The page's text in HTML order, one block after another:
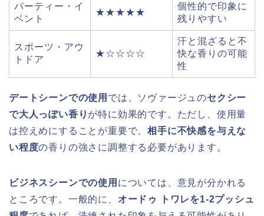
パーティー・イ
ベント
★★★★★
個性的で印象に
残りやすい
スポーツ・アウ
トドア
★☆☆☆☆
汗と混ざると不
快な香りの可能
性
デートシーンでの使用 では、ソヴァージュのセクシー
で大人っぽい香り が特に効果的です。ただし、使用量
は控えめにすることが重要で、相手に不快感を与えな
い程度の香りの強さに調整する必要があります。
ビジネスシーンでの使用 については、意見が分かれる
ところです。一般的に、 オードゥ トワレを1-2プッシュ